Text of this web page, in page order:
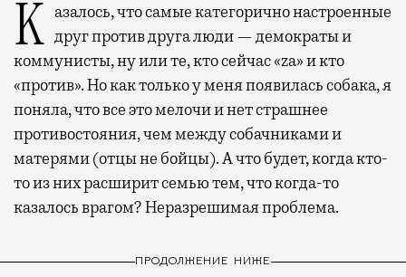
Казалось, что самые категорично настроенные друг против друга люди — демократы и
коммунисты, ну или те, кто сейчас «zа» и кто
«против». Но как только у меня появилась собака, я
поняла, что все это мелочи и нет страшнее
противостояния, чем между собачниками и
матерями (отцы не бойцы). А что будет, когда кто-
то из них расширит семью тем, что когда-то
казалось врагом? Неразрешимая проблема.
ПРОДОЛЖЕНИЕ НИЖЕ